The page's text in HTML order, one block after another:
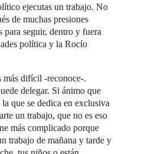
ejecutas un trabajo. No
de muchas presiones
seguir, dentro y fuera
política y la Rocío
más difícil -reconoce-.
delegar. Si ánimo que
que se dedica en exclusiva
un trabajo, que no es eso
más complicado porque
trabajo de mañana y tarde y